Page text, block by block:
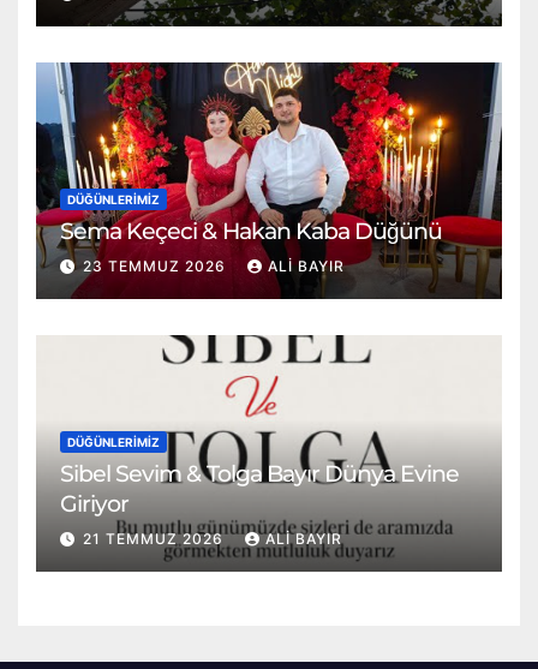
DÜĞÜNLERIMIZ
Sema Keçeci & Hakan Kaba Düğünü
23 TEMMUZ 2026 ALI BAYIR
DÜĞÜNLERIMIZ
Sibel Sevim & Tolga Bayır Dünya Evine
Giriyor
21 TEMMUZ 2026 ALI BAYIR